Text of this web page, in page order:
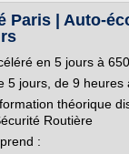
Paris | Auto-
en 5 jours à
5 jours, de 9 heures
théorique
Routière
: